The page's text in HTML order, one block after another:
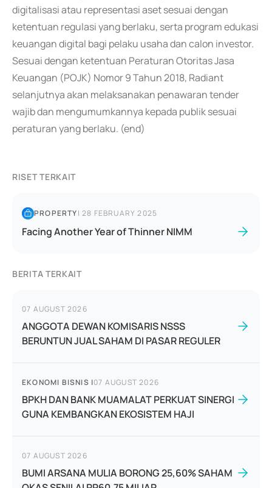
digitalisasi atau representasi aset sesuai dengan
ketentuan regulasi yang berlaku, serta program edukasi
keuangan digital bagi pelaku usaha dan calon investor.
Sesuai dengan ketentuan Peraturan Otoritas Jasa
Keuangan (POJK) Nomor 9 Tahun 2018, Radiant
selanjutnya akan melaksanakan penawaran tender
wajib dan mengumumkannya kepada publik sesuai
peraturan yang berlaku. (end)
RISET TERKAIT
PROPERTY|28 FEBRUARY 2025
Facing Another Year of Thinner NIMM
BERITA TERKAIT
07 AUGUST 2026
ANGGOTA DEWAN KOMISARIS NSSS
BERUNTUN JUAL SAHAM DI PASAR REGULER
EKONOMI BISNIS |07 AUGUST 2026
BPKH DAN BANK MUAMALAT PERKUAT SINERGI
GUNA KEMBANGKAN EKOSISTEM HAJI
07 AUGUST 2026
BUMI ARSANA MULIA BORONG 25,60% SAHAM